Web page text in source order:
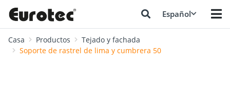
Español
Casa Productos
Tejado y fachada
Soporte de rastrel de lima y cumbrera 50